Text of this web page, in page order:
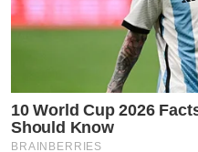
10 World Cup 2026
Should Know
BRAINBERRIES